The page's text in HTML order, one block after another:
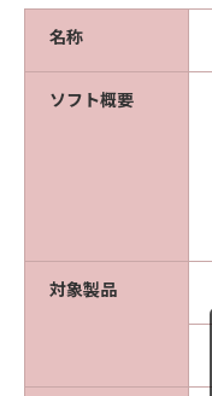
名称
ソフト概要
対象製品